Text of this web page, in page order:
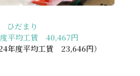
ひだまり
平均工賃 40,467円
年度平均工賃 23,646円）